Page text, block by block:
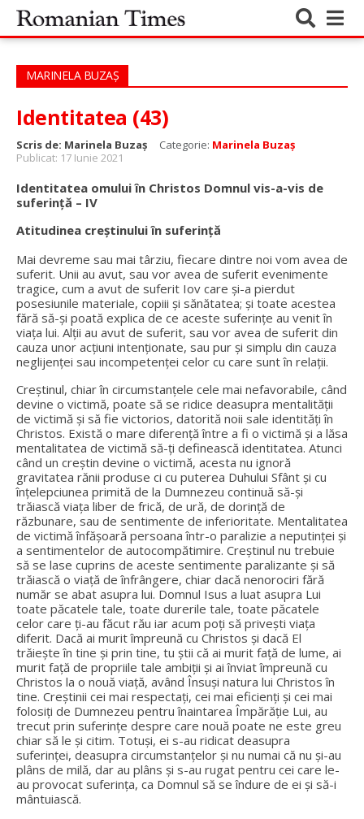
MARINELA BUZAȘ
Identitatea (43)
Scris de: Marinela Buzaș Categorie: Marinela Buzaș
Publicat: 17 Iunie 2021
Identitatea omului în Christos Domnul vis-a-vis de
suferință – IV
Atitudinea creștinului în suferință
Mai devreme sau mai târziu, fiecare dintre noi vom avea de
suferit. Unii au avut, sau vor avea de suferit evenimente
tragice, cum a avut de suferit Iov care și-a pierdut
posesiunile materiale, copiii și sănătatea; și toate acestea
fără să-și poată explica de ce aceste suferințe au venit în
viața lui. Alții au avut de suferit, sau vor avea de suferit din
cauza unor acțiuni intenționate, sau pur și simplu din cauza
neglijenței sau incompetenței celor cu care sunt în relații.
Creștinul, chiar în circumstanțele cele mai nefavorabile, când
devine o victimă, poate să se ridice deasupra mentalității
de victimă și să fie victorios, datorită noii sale identități în
Christos. Există o mare diferență între a fi o victimă și a lăsa
mentalitatea de victimă să-ți definească identitatea. Atunci
când un creștin devine o victimă, acesta nu ignoră
gravitatea rănii produse ci cu puterea Duhului Sfânt și cu
înțelepciunea primită de la Dumnezeu continuă să-și
trăiască viața liber de frică, de ură, de dorință de
răzbunare, sau de sentimente de inferioritate. Mentalitatea
de victimă înfășoară persoana într-o paralizie a neputinței și
a sentimentelor de autocompătimire. Creștinul nu trebuie
să se lase cuprins de aceste sentimente paralizante și să
trăiască o viață de înfrângere, chiar dacă nenorociri fără
număr se abat asupra lui. Domnul Isus a luat asupra Lui
toate păcatele tale, toate durerile tale, toate păcatele
celor care ți-au făcut rău iar acum poți să privești viața
diferit. Dacă ai murit împreună cu Christos și dacă El
trăiește în tine și prin tine, tu știi că ai murit față de lume, ai
murit față de propriile tale ambiții și ai înviat împreună cu
Christos la o nouă viață, având Însuși natura lui Christos în
tine. Creștinii cei mai respectați, cei mai eficienți și cei mai
folosiți de Dumnezeu pentru înaintarea Împărăție Lui, au
trecut prin suferințe despre care nouă poate ne este greu
chiar să le și citim. Totuși, ei s-au ridicat deasupra
suferinței, deasupra circumstanțelor și nu numai că nu și-au
plâns de milă, dar au plâns și s-au rugat pentru cei care le-
au provocat suferința, ca Domnul să se îndure de ei și să-i
mântuiască.